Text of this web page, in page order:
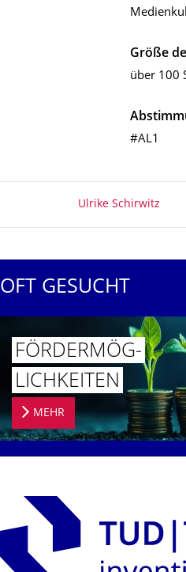
Größe
über 100
#AL1
Ulrike Schirwitz
OFT GESUCHT
FÖRDERMÖG­
LICHKEITEN
MEHR